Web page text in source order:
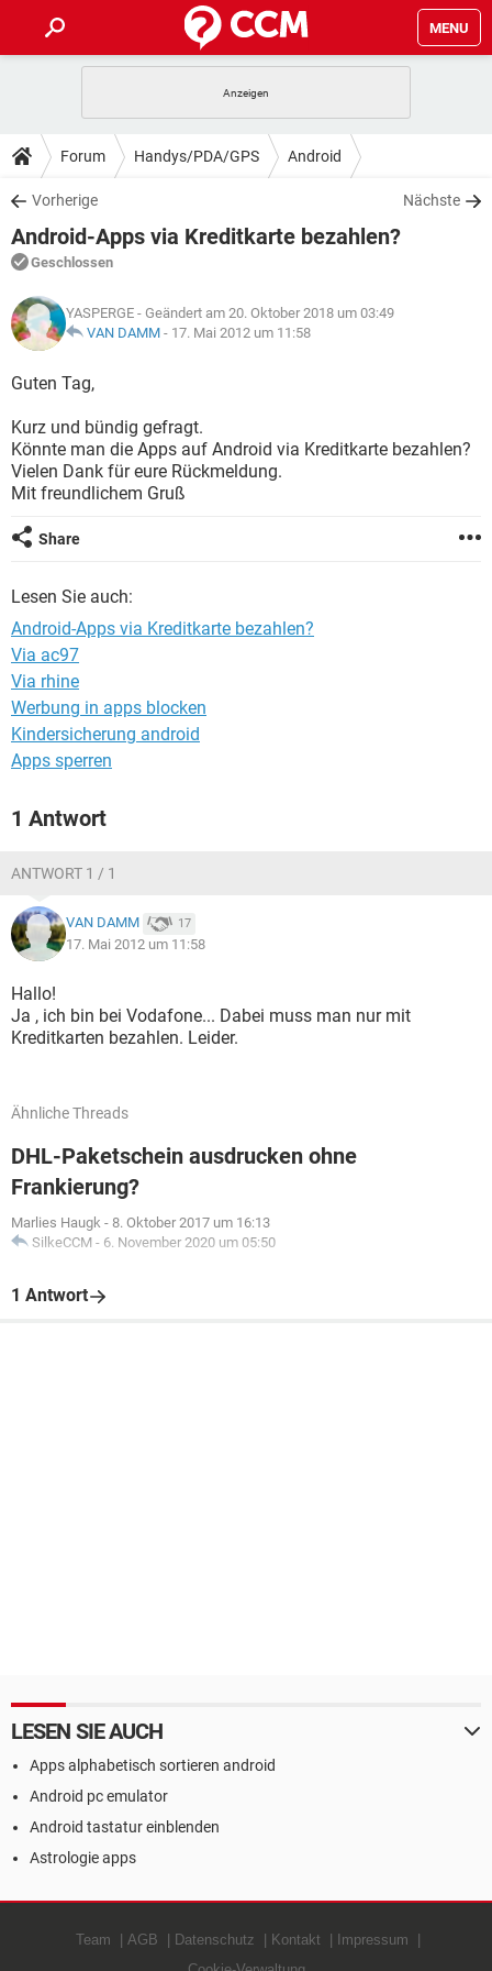
MENU
ANDROID IOS
WINDOWS 10
WHATSAPP TIKTOK
FACEBOOK
TIPPS & TRICKS
SPIELE STREAMING
WINDOWS 10
WHATSAPP
FACEBOOK HARDWARE
DOWNLOADS
SPIELE STREAMING
ANDROID
WINDOWS 10 INSTAGRAM
WHATSAPP
FACEBOOK
FORUM
SPIELE
ANDROID IOS
FACEBOOK HARDWARE
LEXIKON
SPIELE
ANDROID
WINDOWS 10
WHATSAPP
FACEBOOK
Forum Handys/PDA/GPS Android
Vorherige Nächste
Android-Apps via Kreditkarte bezahlen?
Geschlossen
YASPERGE - Geändert am 20. Oktober 2018 um 03:49
VAN DAMM - 17. Mai 2012 um 11:58
Guten Tag,
Kurz und bündig gefragt.
Könnte man die Apps auf Android via Kreditkarte bezahlen?
Vielen Dank für eure Rückmeldung.
Mit freundlichem Gruß
Share
Lesen Sie auch:
Android-Apps via Kreditkarte bezahlen?
Via ac97
Via rhine
Werbung in apps blocken
Kindersicherung android
Apps sperren
1 Antwort
ANTWORT 1 / 1
VAN DAMM 17
17. Mai 2012 um 11:58
Hallo!
Ja , ich bin bei Vodafone... Dabei muss man nur mit
Kreditkarten bezahlen. Leider.
Ähnliche Threads
DHL-Paketschein ausdrucken ohne
Frankierung?
Marlies Haugk - 8. Oktober 2017 um 16:13
SilkeCCM - 6. November 2020 um 05:50
1 Antwort
LESEN SIE AUCH
Apps alphabetisch sortieren android
Android pc emulator
Android tastatur einblenden
Astrologie apps
Team AGB Datenschutz Kontakt
Impressum